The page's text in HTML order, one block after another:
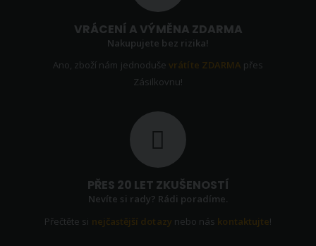
VRÁCENÍ A VÝMĚNA ZDARMA
Nakupujete bez rizika!
Ano, zboží nám jednoduševrátíte ZDARMA přes
Zásilkovnu!
PŘES 20 LET ZKUŠENOSTÍ
Nevíte si rady? Rádi poradíme.
Přečtěte si nejčastější dotazy nebo nás kontaktujte!